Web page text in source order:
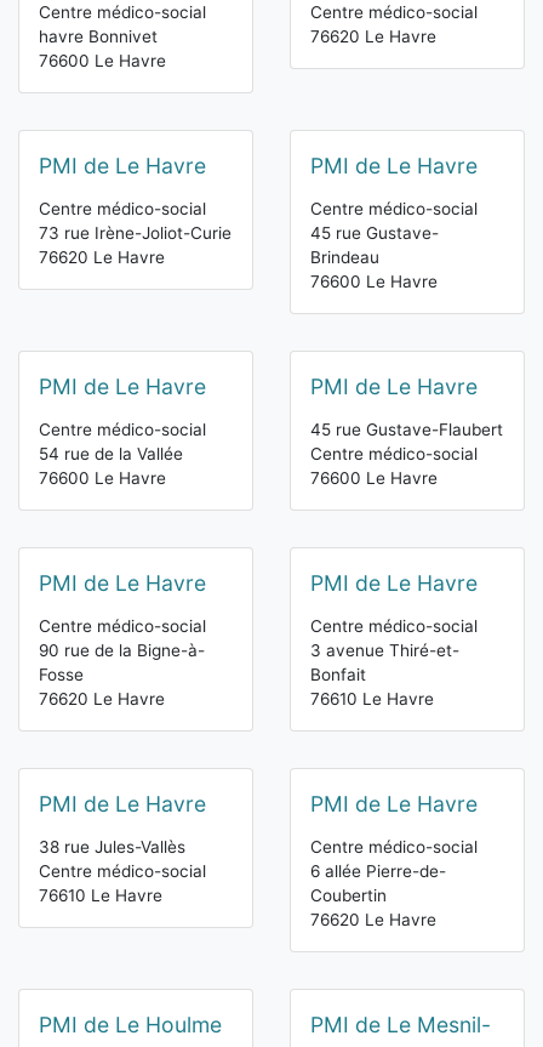
Centre médico-social
havre Bonnivet
76600 Le Havre
Centre médico-social
76620 Le Havre
PMI de Le Havre
Centre médico-social
73 rue Irène-Joliot-Curie
76620 Le Havre
PMI de Le Havre
Centre médico-social
45 rue Gustave-
Brindeau
76600 Le Havre
PMI de Le Havre
Centre médico-social
54 rue de la Vallée
76600 Le Havre
PMI de Le Havre
45 rue Gustave-Flaubert
Centre médico-social
76600 Le Havre
PMI de Le Havre
Centre médico-social
90 rue de la Bigne-à-
Fosse
76620 Le Havre
PMI de Le Havre
Centre médico-social
3 avenue Thiré-et-
Bonfait
76610 Le Havre
PMI de Le Havre
38 rue Jules-Vallès
Centre médico-social
76610 Le Havre
PMI de Le Havre
Centre médico-social
6 allée Pierre-de-
Coubertin
76620 Le Havre
PMI de Le Houlme
PMI de Le Mesnil-